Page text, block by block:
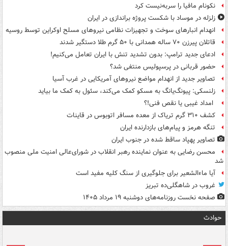
نکونام مافیا را سربه‌نیست کرد
زلزله در موساد با شکست پروژه براندازی در ایران
انهدام انبارهای سوخت و تجهیزات نظامی نیروهای مسلح اوکراین توسط روسیه
قاتلان پیرزن ۷۰ ساله همدانی با ۵۰ گرم طلا دستگیر شدند
ادعای جدید ترامپ: بدون تشدید تنش با ایران تعامل می‌کنیم!
حضور قربانی در پرسپولیس منتفی شد؟
تصاویر جدید از انهدام مواضع نیروهای آمریکایی در غرب آسیا
زلنسکی: پیونگ‌یانگ به مسکو کمک می‌کند، سئول به کمک ما بیاید
امداد غیبی یا نقص فنی!؟
کشف ۳۱۰ گرم تریاک از معده مسافر اتوبوس در قاینات
تنگه هرمز و پیام‌های بازدارنده ایران
تصاویر پهپاد ساقط شده در جنوب ایران
محسن رضایی به عنوان نماینده رهبر انقلاب در شورای‌عالی امنیت ملی منصوب
شد
آیا ماءالشعیر برای جلوگیری از سنگ کلیه مفید است
غروب در شاهگلی‌ده تبریز
صفحه نخست روزنامه‌های دوشنبه ۱۹ مرداد ۱۴۰۵
حوادث